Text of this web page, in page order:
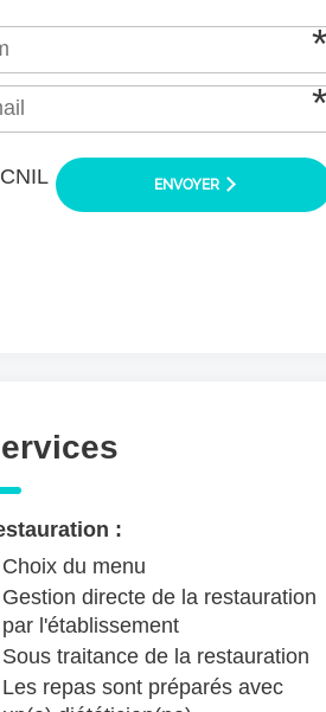
ENVOYER
:
Choix du menu
Gestion directe de la restauration
par l'établissement
Sous traitance de la restauration
Les repas sont préparés avec